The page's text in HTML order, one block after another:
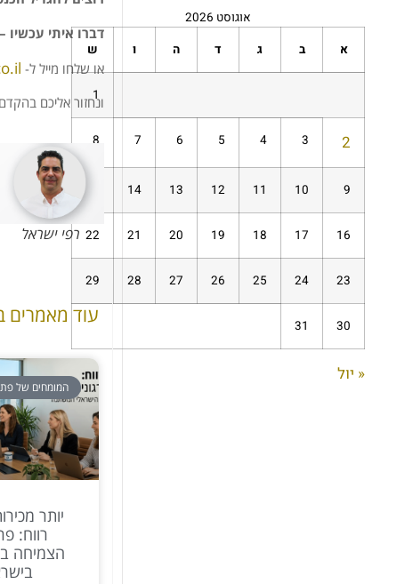
אוגוסט 2026
א
ב ג ד ה ו ש
1
2
3
4
5
6
7
8
9
10
11
12
13
14
16
17
18
19
20
21
22
23
24
25
26
27
28
29
30
31
« יול
דברו איתי עכשיו
או שלחו מייל ל-
ונחזור אליכם
רפי ישראל
עוד מאמרים
המומחים של
יותר
רווח:
הצמיחה